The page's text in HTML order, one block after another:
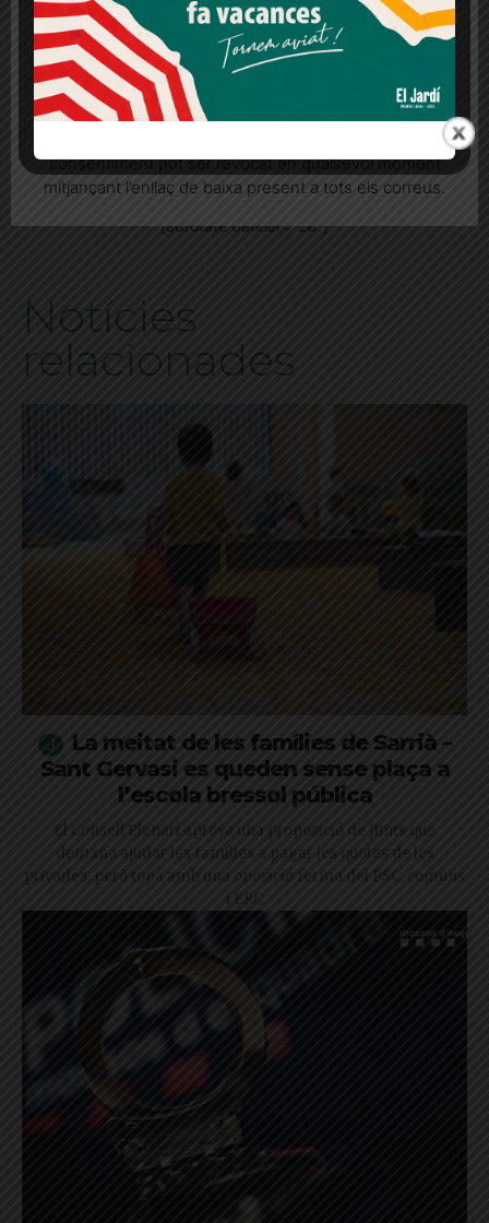
ETIQUETES consell plenari Desnonament
Galvany
Gladys Sindicat d'Habitatge de Cassoles
[adrotate banner="28"]
Notícies
relacionades
La meitat de les famílies de Sarrià –
Sant Gervasi es queden sense plaça a
l’escola bressol pública
El Consell Plenari aprova una proposició de Junts que
demana ajudar les famílies a pagar les quotes de les
privades, però topa amb una oposició ferma del PSC, comuns
i ERC
Més informació Acceptar Rebutjar tot
Quan l’usuari crea un compte al Diari el Jardí, dona el
seu consentiment explícit per rebre comunicacions
consentiment pot ser revocat en qualsevol moment
mitjançant l’enllaç de baixa present a tots els correus.